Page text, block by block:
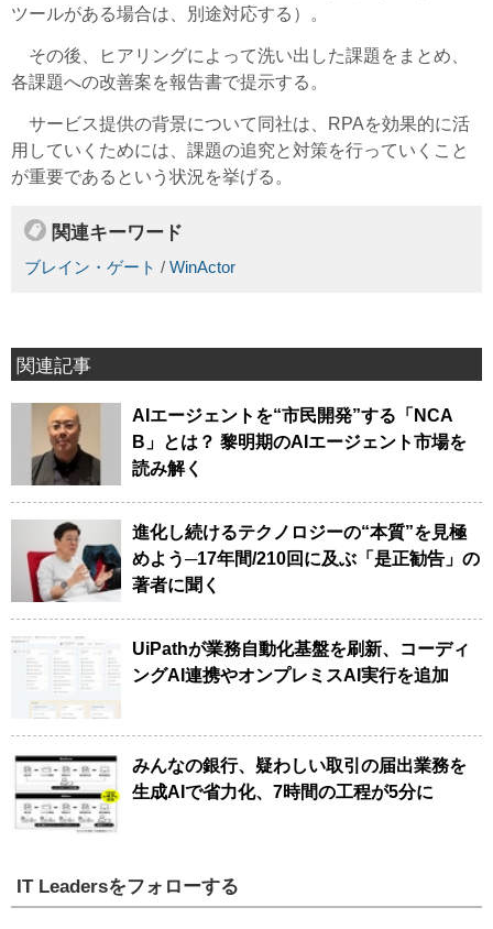
ツールがある場合は、別途対応する）。
その後、ヒアリングによって洗い出した課題をまとめ、
各課題への改善案を報告書で提示する。
サービス提供の背景について同社は、RPAを効果的に活
用していくためには、課題の追究と対策を行っていくこと
が重要であるという状況を挙げる。
関連キーワード
ブレイン・ゲート / WinActor
関連記事
AIエージェントを“市民開発”する「NCA
B」とは？ 黎明期のAIエージェント市場を
読み解く
進化し続けるテクノロジーの“本質”を見極
めよう─17年間/210回に及ぶ「是正勧告」の
著者に聞く
UiPathが業務自動化基盤を刷新、コーディ
ングAI連携やオンプレミスAI実行を追加
みんなの銀行、疑わしい取引の届出業務を
生成AIで省力化、7時間の工程が5分に
IT Leadersをフォローする